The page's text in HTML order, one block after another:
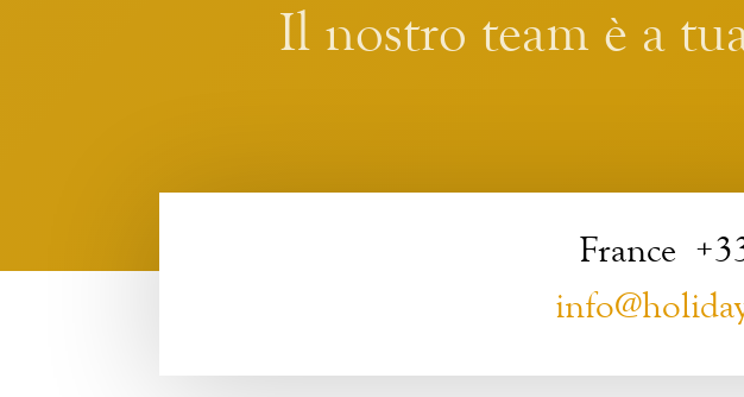
Il nostro team è a
France